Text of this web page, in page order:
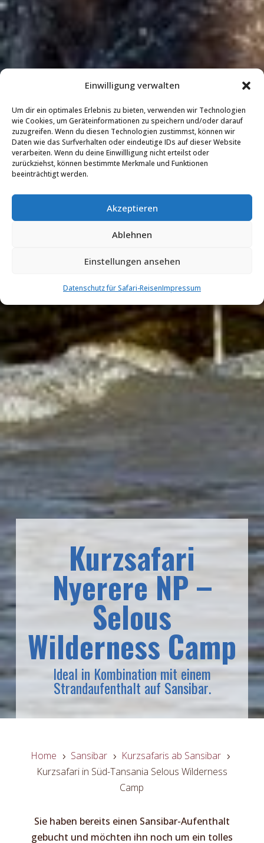
Einwilligung verwalten
Um dir ein optimales Erlebnis zu bieten, verwenden wir Technologien
wie Cookies, um Geräteinformationen zu speichern und/oder darauf
zuzugreifen. Wenn du diesen Technologien zustimmst, können wir
Daten wie das Surfverhalten oder eindeutige IDs auf dieser Website
verarbeiten. Wenn du deine Einwillligung nicht erteilst oder
zurückziehst, können bestimmte Merkmale und Funktionen
beeinträchtigt werden.
Akzeptieren
Ablehnen
Einstellungen ansehen
Datenschutz für Safari-ReisenImpressum
Kurzsafari
Nyerere NP –
Selous
Wilderness Camp
Ideal in Kombination mit einem
Strandaufenthalt auf Sansibar.
Home 5 Sansibar 5 Kurzsafaris ab Sansibar 5
Kurzsafari in Süd-Tansania Selous Wilderness
Camp
Sie haben bereits einen Sansibar-Aufenthalt
gebucht und möchten ihn noch um ein tolles